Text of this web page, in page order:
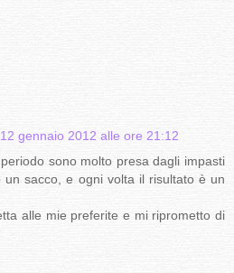
12 gennaio 2012 alle ore 21:12
sono molto presa dagli impasti
un sacco, e ogni volta il risultato è un
alle mie preferite e mi riprometto di